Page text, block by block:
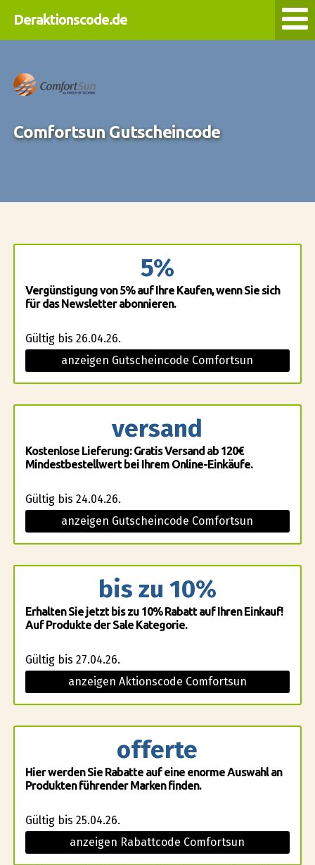
Deraktionscode.de
Comfortsun Gutscheincode
5%
Vergünstigung von 5% auf Ihre Kaufen, wenn Sie sich
für das Newsletter abonnieren.
Gültig bis 26.04.26.
anzeigen Gutscheincode Comfortsun
versand
Kostenlose Lieferung: Gratis Versand ab 120€
Mindestbestellwert bei Ihrem Online-Einkäufe.
Gültig bis 24.04.26.
anzeigen Gutscheincode Comfortsun
bis zu 10%
Erhalten Sie jetzt bis zu 10% Rabatt auf Ihren Einkauf!
Auf Produkte der Sale Kategorie.
Gültig bis 27.04.26.
anzeigen Aktionscode Comfortsun
offerte
Hier werden Sie Rabatte auf eine enorme Auswahl an
Produkten führender Marken finden.
Gültig bis 25.04.26.
anzeigen Rabattcode Comfortsun